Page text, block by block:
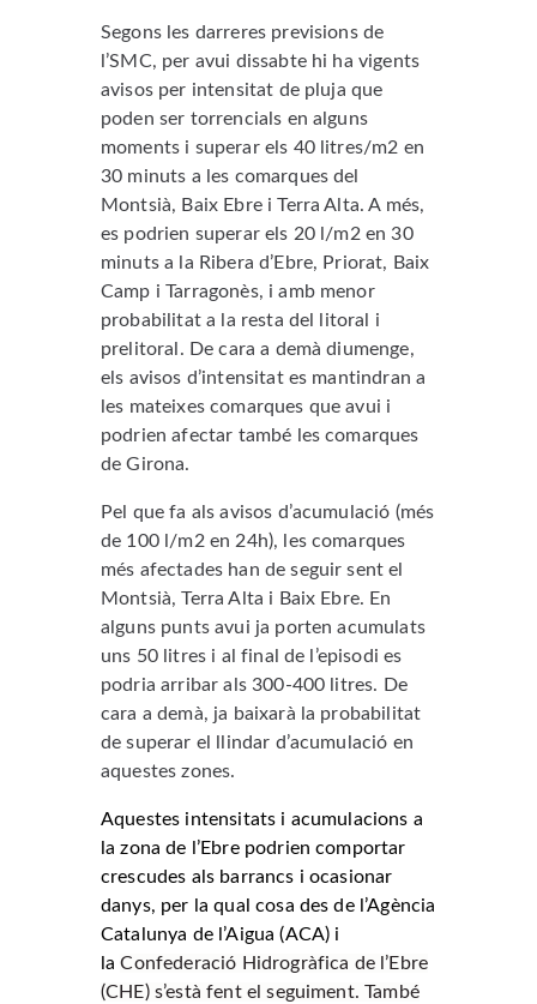
Segons les darreres previsions de
l’SMC, per avui dissabte hi ha vigents
avisos per intensitat de pluja que
poden ser torrencials en alguns
moments i superar els 40 litres/m2 en
30 minuts a les comarques del
Montsià, Baix Ebre i Terra Alta. A més,
es podrien superar els 20 l/m2 en 30
minuts a la Ribera d’Ebre, Priorat, Baix
Camp i Tarragonès, i amb menor
probabilitat a la resta del litoral i
prelitoral. De cara a demà diumenge,
els avisos d’intensitat es mantindran a
les mateixes comarques que avui i
podrien afectar també les comarques
de Girona.
Pel que fa als avisos d’acumulació (més
de 100 l/m2 en 24h), les comarques
més afectades han de seguir sent el
Montsià, Terra Alta i Baix Ebre. En
alguns punts avui ja porten acumulats
uns 50 litres i al final de l’episodi es
podria arribar als 300-400 litres. De
cara a demà, ja baixarà la probabilitat
de superar el llindar d’acumulació en
aquestes zones.
Aquestes intensitats i acumulacions a
la zona de l’Ebre podrien comportar
crescudes als barrancs i ocasionar
danys, per la qual cosa des de l’Agència
Catalunya de l’Aigua (ACA) i
laConfederació Hidrogràfica de l’Ebre
(CHE) s’està fent el seguiment. També